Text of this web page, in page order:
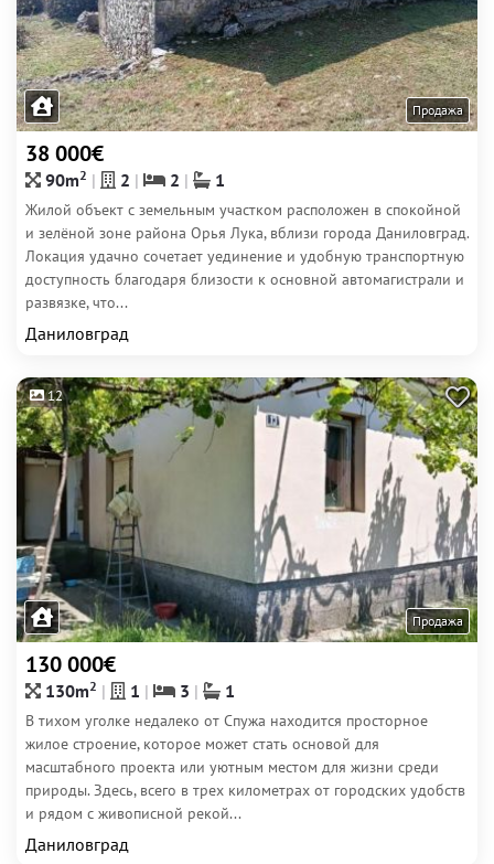
Продажа
38 000€
90m2 2 2 1
Жилой объект с земельным участком расположен в спокойной
и зелёной зоне района Орья Лука, вблизи города Даниловград.
Локация удачно сочетает уединение и удобную транспортную
доступность благодаря близости к основной автомагистрали и
развязке, что...
Даниловград
12
Продажа
130 000€
130m2 1 3 1
В тихом уголке недалеко от Спужа находится просторное
жилое строение, которое может стать основой для
масштабного проекта или уютным местом для жизни среди
природы. Здесь, всего в трех километрах от городских удобств
и рядом с живописной рекой...
Даниловград